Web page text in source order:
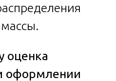
оценка
оформлении